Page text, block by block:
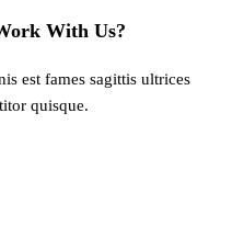
With Us?
est fames sagittis ultrices
quisque.